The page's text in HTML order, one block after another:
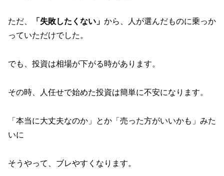
ただ、 「失敗したくない」 から、人が選んだものに乗っか
っていただけでした。
でも、投資は相場が下がる時があります。
その時、人任せで始めた投資は簡単に不安になります。
「本当に大丈夫なのか」とか「売った方がいいかも」みた
いに
そうやって、ブレやすくなります。